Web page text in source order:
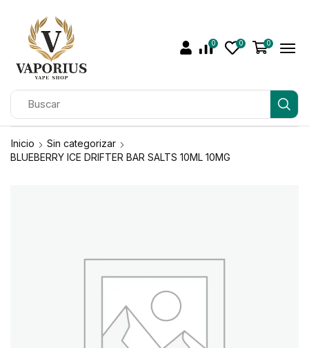
0 0 0
Inicio
Sin categorizar
BLUEBERRY ICE DRIFTER BAR SALTS 10ML 10MG